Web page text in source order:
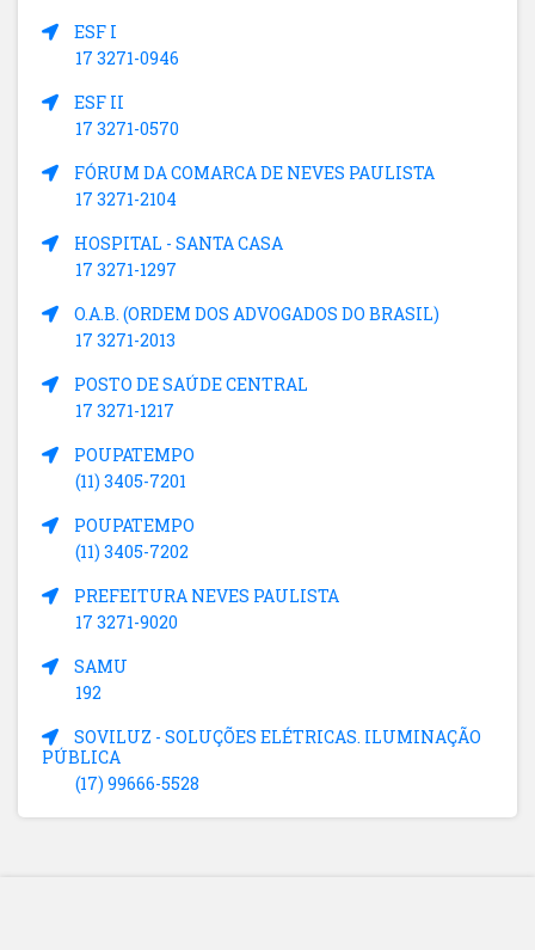
ESF I
17 3271-0946
ESF II
17 3271-0570
FÓRUM DA COMARCA DE NEVES PAULISTA
17 3271-2104
HOSPITAL - SANTA CASA
17 3271-1297
O.A.B. (ORDEM DOS ADVOGADOS DO BRASIL)
17 3271-2013
POSTO DE SAÚDE CENTRAL
17 3271-1217
POUPATEMPO
(11) 3405-7201
POUPATEMPO
(11) 3405-7202
PREFEITURA NEVES PAULISTA
17 3271-9020
SAMU
192
SOVILUZ - SOLUÇÕES ELÉTRICAS. ILUMINAÇÃO
PÚBLICA
(17) 99666-5528